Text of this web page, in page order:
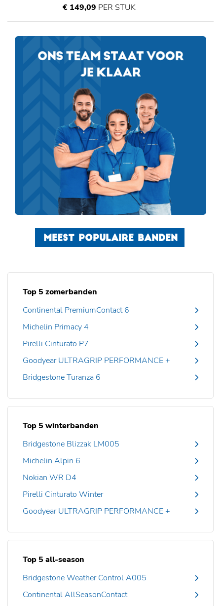
€ 149,09 PER STUK
MEEST POPULAIRE BANDEN
Top 5 zomerbanden
Continental PremiumContact 6
Michelin Primacy 4
Pirelli Cinturato P7
Goodyear ULTRAGRIP PERFORMANCE +
Bridgestone Turanza 6
Top 5 winterbanden
Bridgestone Blizzak LM005
Michelin Alpin 6
Nokian WR D4
Pirelli Cinturato Winter
Goodyear ULTRAGRIP PERFORMANCE +
Top 5 all-season
Bridgestone Weather Control A005
Continental AllSeasonContact